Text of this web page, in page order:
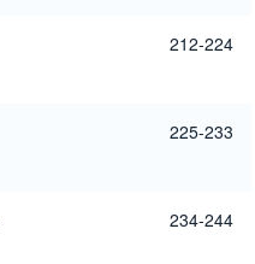
212-224
225-233
234-244